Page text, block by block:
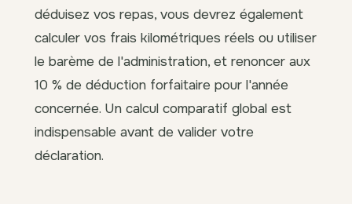
déduisez vos repas, vous devrez également
calculer vos frais kilométriques réels ou utiliser
le barème de l'administration, et renoncer aux
10 % de déduction forfaitaire pour l'année
concernée. Un calcul comparatif global est
indispensable avant de valider votre
déclaration.